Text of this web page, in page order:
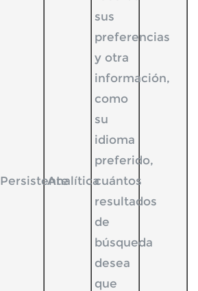
Persistente
Analítica
sus
preferencias
y otra
información,
como
su
idioma
preferido,
cuántos
resultados
de
búsqueda
desea
que